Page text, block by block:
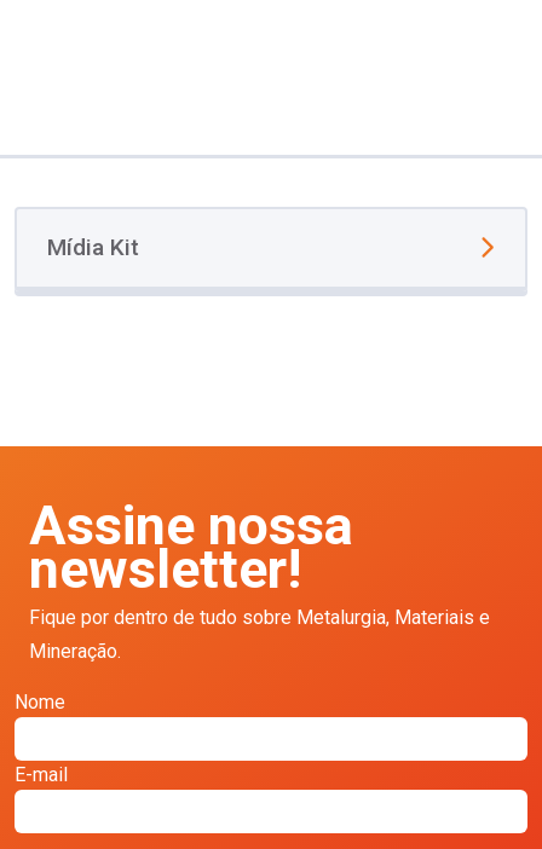
Mídia Kit
Assine nossa
newsletter!
Fique por dentro de tudo sobre Metalurgia, Materiais e
Mineração.
Nome
E-mail